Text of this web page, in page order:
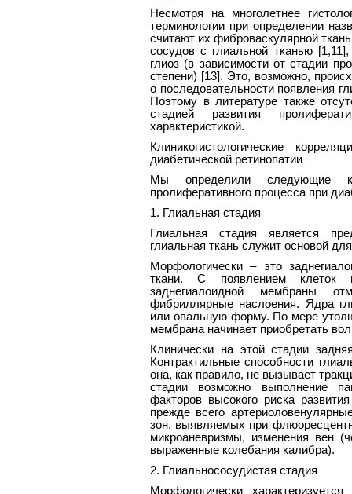
Несмотря на многолетнее
терминологии при определении
считают их фиброваскулярной
сосудов с глиальной тканью
глиоз (в зависимости от стадии
степени) [13]. Это, возможно,
о последовательности появления
Поэтому в литературе также
стадией развития
характеристикой.
Клиникогистологические
диабетической ретинопатии
Мы определили следующие
пролиферативного процесса при
1. Глиальная стадия
Глиальная стадия является
глиальная ткань служит основой
Морфологически – это
ткани. С появлением клеток
заднегиалоидной мембраны
фибриллярные наслоения. Ядра
или овальную форму. По мере
мембрана начинает приобретать
Клинически на этой стадии
Контрактильные способности
она, как правило, не вызывает
стадии возможно выполнение
факторов высокого риска
прежде всего
зон, выявляемых при
микроаневризмы, изменения вен
выраженные колебания калибра).
2. Глиальнососудистая стадия
Морфологически